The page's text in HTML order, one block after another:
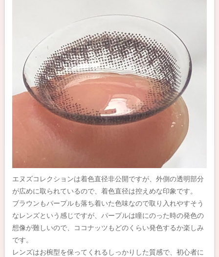
エヌズコレクションは着色直径非公開ですが、外側の透明部分
が広めに取られているので、着色直径は控えめな印象です。
ブラウンもパープルも落ち着いた色味なので取り入れやすそう
なレンズという感じですが、パープルは瞳にのった時の発色の
想像が難しいので、ココナッツもどのくらい発色するか楽しみ
です。
レンズはお椀型を保ってくれるしっかりした質感で、初心者に